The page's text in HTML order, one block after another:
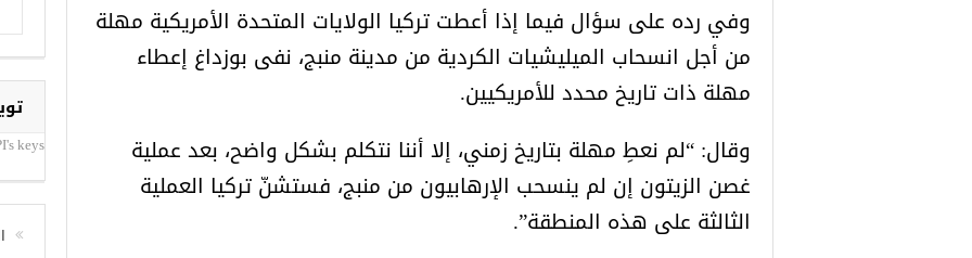
وفي رده على سؤال فيما إذا أعطت تركيا الولايات المتحدة الأمريكية مهلة
من أجل انسحاب الميليشيات الكردية من مدينة منبج، نفى بوزداغ إعطاء
مهلة ذات تاريخ محدد للأمريكيين.
وقال: “لم نعطِ مهلة بتاريخ زمني، إلا أننا نتكلم بشكل واضح، بعد عملية
غصن الزيتون إن لم ينسحب الإرهابيون من منبج، فستشنّ تركيا العملية
الثالثة على هذه المنطقة”.
keys